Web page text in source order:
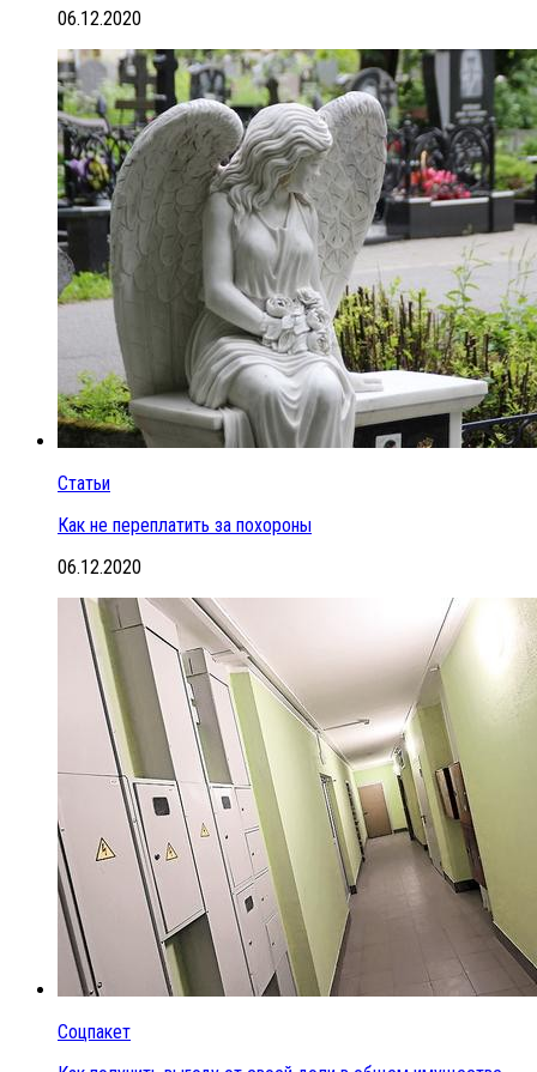
06.12.2020
Статьи
Как не переплатить за похороны
06.12.2020
Соцпакет